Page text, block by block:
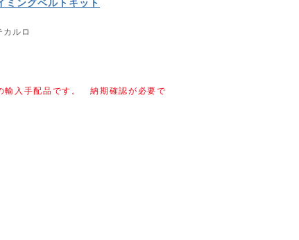
ングベルトキット
カルロ
輸入手配品です。 納期確認が必要で